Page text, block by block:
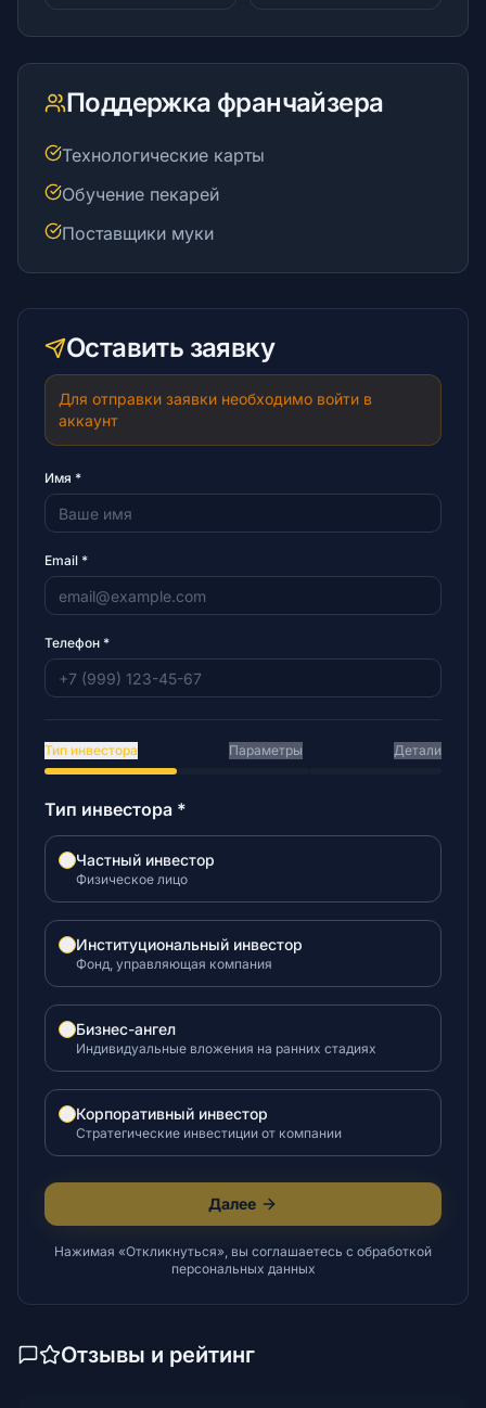
Краудфандинг
Блоги
© 2026 Все права защищены
Поддержка франчайзера
Технологические карты
Обучение пекарей
Поставщики муки
Оставить заявку
Для отправки заявки необходимо войти в
аккаунт
Имя *
Email *
Телефон *
Тип инвестора Параметры Детали
Тип инвестора *
Частный инвестор
Физическое лицо
Институциональный инвестор
Фонд, управляющая компания
Бизнес-ангел
Индивидуальные вложения на ранних стадиях
Корпоративный инвестор
Стратегические инвестиции от компании
Далее
Нажимая «Откликнуться», вы соглашаетесь с обработкой
персональных данных
Отзывы и рейтинг